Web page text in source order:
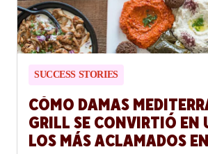
SUCCESS STORIES
CÓMO DAMAS
GRILL SE CONVIRTIÓ EN
LOS MÁS ACLAMADOS EN